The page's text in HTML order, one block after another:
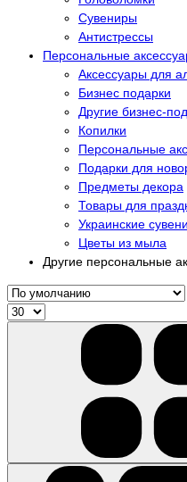
Сувениры
Антистрессы
Персональные
Аксессуары для
Бизнес подарки
Другие бизнес-
Копилки
Персональные
Подарки для
Предметы декора
Товары для
Украинские
Цветы из мыла
Другие персональные